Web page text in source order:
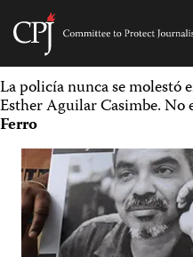
Skip
to
content
Committee
Protect
Journalists
La policía nunca se molestó
Esther Aguilar Casimbe. No
Ferro